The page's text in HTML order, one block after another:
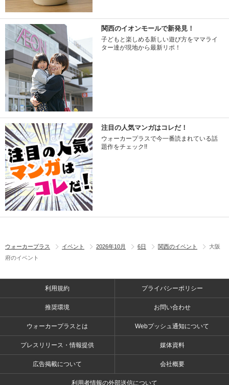
関西のイオンモールで新発見！
子どもと楽しめる新しい遊び方をママライ
ター達が現地から最新リポ！
注目の人気マンガはコレだ！
ウォーカープラスで今一番読まれている話
題作をチェック!!
ウォーカープラス イベント 2026年10月 6日 関西のイベント
大阪
府のイベント
利用規約 プライバシーポリシー
推奨環境 お問い合わせ
ウォーカープラスとは Webプッシュ通知について
プレスリリース・情報提供 媒体資料
広告掲載について 会社概要
利用者情報の外部送信について